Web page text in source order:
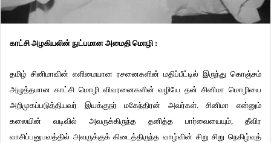
காட்சி அழகியலின் நுட்பமான அமைதி மொழி :
தமிழ் சினிமாவின் எளிமையான ரசனைகளின் மதிப்பீட்டில் இருந்து கொஞ்சம்
அழுத்தமான காட்சி மொழி விவரனைகளின் வழியே தன் சினிமா மொழியை
அறிமுகப்படுத்தியவர் இயக்குநர் மகேந்திரன் அவர்கள். சினிமா என்னும்
கலையின் வடிவில் அவருக்கிருந்த தனித்த பார்வையையும், தீவிர
வாசிப்பனுபவத்தில் அவருக்குக் கிடைத்திருந்த வாழ்வின் சிறு சிறு நெகிழ்வுத்